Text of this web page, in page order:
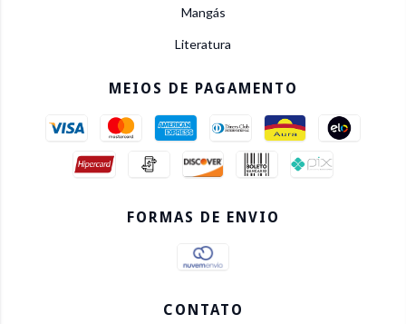
Mangás
Literatura
MEIOS DE PAGAMENTO
FORMAS DE ENVIO
CONTATO